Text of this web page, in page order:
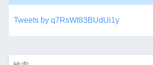
Tweets by q7RsWt83BUdUi1y